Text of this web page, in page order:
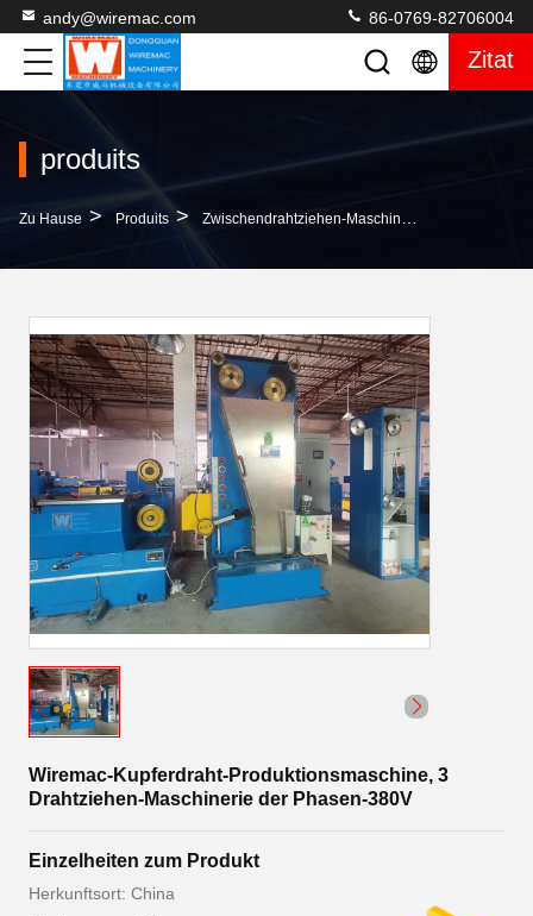
andy@wiremac.com 86-0769-82706004
Zitat
produits
Zu Hause > Produits > Zwischendrahtziehen-Maschine
Wiremac-Kupferdraht-Produktionsmaschine, 3
Drahtziehen-Maschinerie der Phasen-380V
Einzelheiten zum Produkt
Herkunftsort: China